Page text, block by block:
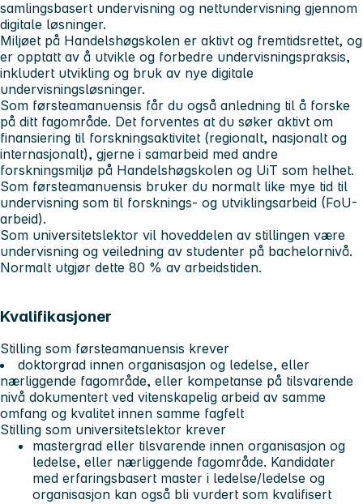
samlingsbasert undervisning og nettundervisning gjennom
digitale løsninger.
Miljøet på Handelshøgskolen er aktivt og fremtidsrettet, og
er opptatt av å utvikle og forbedre undervisningspraksis,
inkludert utvikling og bruk av nye digitale
undervisningsløsninger.
Som førsteamanuensis får du også anledning til å forske
på ditt fagområde. Det forventes at du søker aktivt om
finansiering til forskningsaktivitet (regionalt, nasjonalt og
internasjonalt), gjerne i samarbeid med andre
forskningsmiljø på Handelshøgskolen og UiT som helhet.
Som førsteamanuensis bruker du normalt like mye tid til
undervisning som til forsknings- og utviklingsarbeid (FoU-
arbeid).
Som universitetslektor vil hoveddelen av stillingen være
undervisning og veiledning av studenter på bachelornivå.
Normalt utgjør dette 80 % av arbeidstiden.
Kvalifikasjoner
Stilling som førsteamanuensis krever
doktorgrad innen organisasjon og ledelse, eller
nærliggende fagområde, eller kompetanse på tilsvarende
nivå dokumentert ved vitenskapelig arbeid av samme
omfang og kvalitet innen samme fagfelt
Stilling som universitetslektor krever
mastergrad eller tilsvarende innen organisasjon og
ledelse, eller nærliggende fagområde. Kandidater
med erfaringsbasert master i ledelse/ledelse og
organisasjon kan også bli vurdert som kvalifisert